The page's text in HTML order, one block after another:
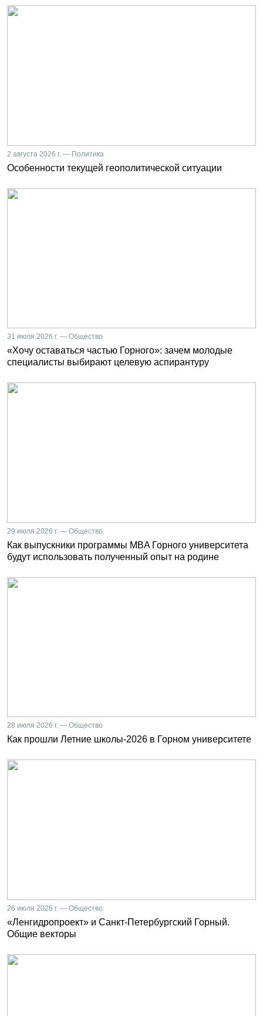
2 августа 2026 г. — Политика
Особенности текущей геополитической ситуации
31 июля 2026 г. — Общество
«Хочу оставаться частью Горного»: зачем молодые
специалисты выбирают целевую аспирантуру
29 июля 2026 г. — Общество
Как выпускники программы MBA Горного университета
будут использовать полученный опыт на родине
28 июля 2026 г. — Общество
Как прошли Летние школы-2026 в Горном университете
26 июля 2026 г. — Общество
«Ленгидропроект» и Санкт-Петербургский Горный.
Общие векторы